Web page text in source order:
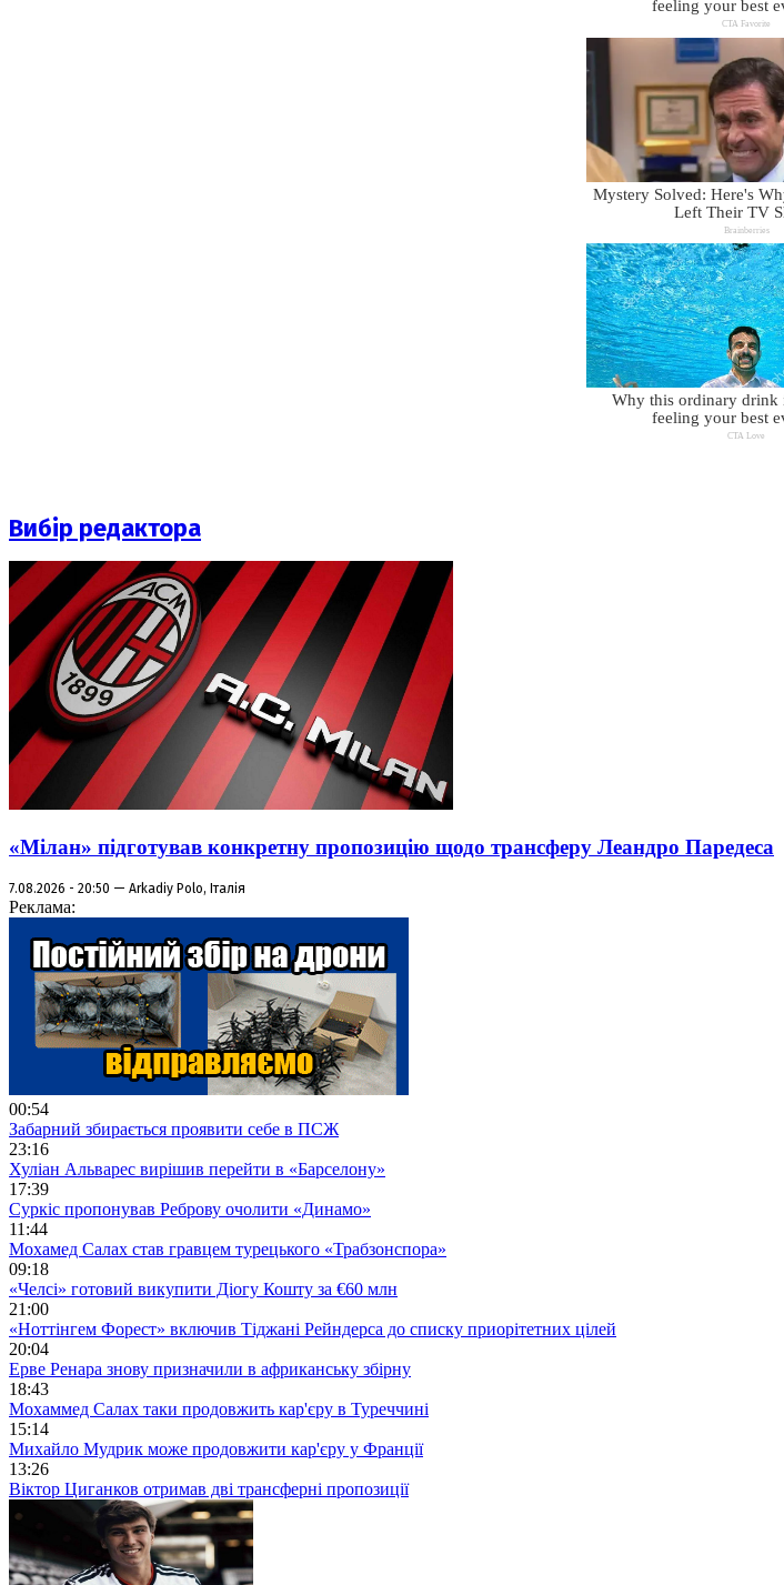
Вибір редактора
«Мілан» підготував конкретну пропозицію щодо трансферу Леандро Паредеса
7.08.2026 - 20:50 — Arkadiy Polo, Італія
Реклама:
00:54
Забарний збирається проявити себе в ПСЖ
23:16
Хуліан Альварес вирішив перейти в «Барселону»
17:39
Суркіс пропонував Реброву очолити «Динамо»
11:44
Мохамед Салах став гравцем турецького «Трабзонспора»
09:18
«Челсі» готовий викупити Діогу Кошту за €60 млн
21:00
«Ноттінгем Форест» включив Тіджані Рейндерса до списку приорітетних цілей
20:04
Ерве Ренара знову призначили в африканську збірну
18:43
Мохаммед Салах таки продовжить кар'єру в Туреччині
15:14
Михайло Мудрик може продовжити кар'єру у Франції
13:26
Віктор Циганков отримав дві трансферні пропозиції